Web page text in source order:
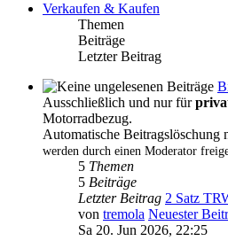
Verkaufen & Kaufen
Themen
Beiträge
Letzter Beitrag
Ausschließlich und nur für
Motorradbezug.
Automatische Beitragslöschung
werden durch einen Moderator
5 Themen
5 Beiträge
Letzter Beitrag 2 Satz
von tremola Neuester
Sa 20. Jun 2026, 22:25